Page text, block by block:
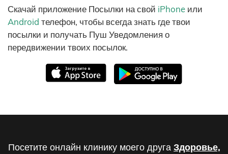
Скачай приложение Посылки на свой iPhone или
Android телефон, чтобы всегда знать где твои
посылки и получать Пуш Уведомления о
передвижении твоих посылок.
Посетите онлайн клинику моего друга Здоровье,